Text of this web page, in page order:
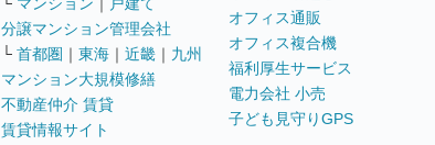
分譲マンション管理会社
└ 首都圏 ｜ 東海 ｜ 近畿 ｜ 九州
マンション大規模修繕
不動産仲介 賃貸
賃貸情報サイト
オフィス通販
オフィス複合機
福利厚生サービス
電力会社 小売
子ども見守りGPS